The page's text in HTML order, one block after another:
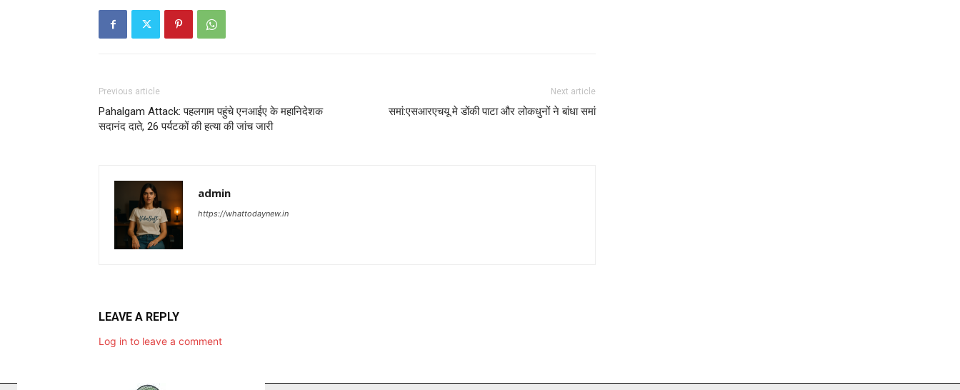
Previous article
Pahalgam Attack: पहलगाम पहुंचे एनआईए के महानिदेशक
सदानंद दाते, 26 पर्यटकों की हत्या की जांच जारी
Next article
समां:एसआरएचयू मे डोंकी पाटा और लोकधुनों ने बांधा समां
admin
https://whattodaynew.in
LEAVE A REPLY
Log in to leave a comment